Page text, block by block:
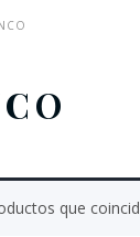
que